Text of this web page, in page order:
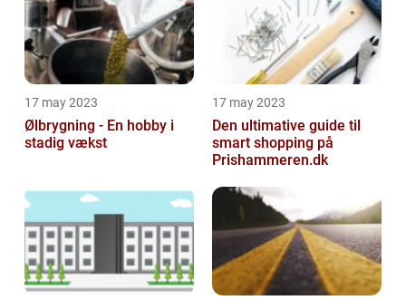
17 may 2023
Ølbrygning - En hobby i
stadig vækst
17 may 2023
Den ultimative guide til
smart shopping på
Prishammeren.dk